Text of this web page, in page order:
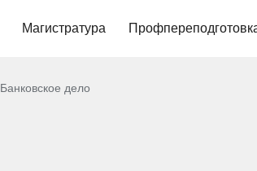
Магистратура
Банковское дело